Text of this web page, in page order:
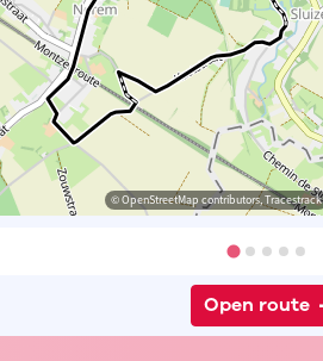
© OpenStreetMap contributors, Tracestrack
Open route